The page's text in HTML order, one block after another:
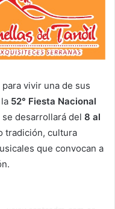
vivir una de sus
52° Fiesta Nacional
se desarrollará del 8 al
tradición, cultura
que convocan a